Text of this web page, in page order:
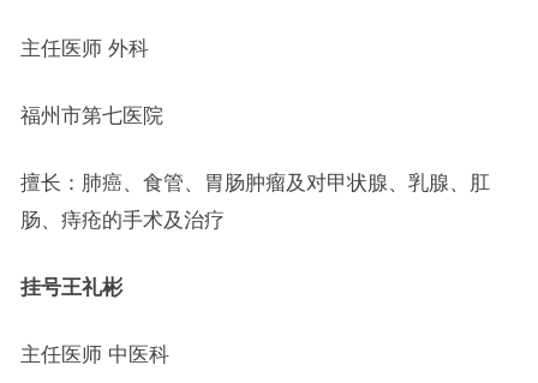
主任医师 外科
福州市第七医院
擅长：肺癌、食管、胃肠肿瘤及对甲状腺、乳腺、肛
肠、痔疮的手术及治疗
挂号王礼彬
主任医师 中医科